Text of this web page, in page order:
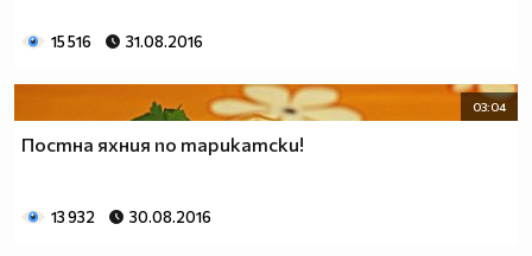
15 516 31.08.2016
03:04
Постна яхния по тарикатски!
13 932 30.08.2016